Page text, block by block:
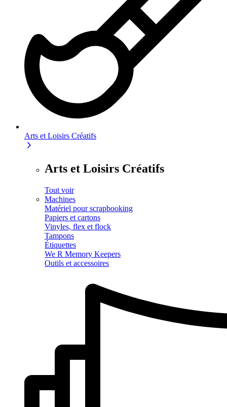
Arts et Loisirs Créatifs
Arts et Loisirs Créatifs
Tout voir
Machines
Matériel pour scrapbooking
Papiers et cartons
Vinyles, flex et flock
Tampons
Étiquettes
We R Memory Keepers
Outils et accessoires